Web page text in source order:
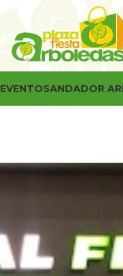
EVENTOSANDADOR